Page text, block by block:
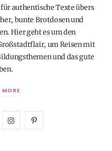
authentische Texte übers
bunte Brotdosen und
Hier geht es um den
um Reisen mit
und das gute
MORE
I
P